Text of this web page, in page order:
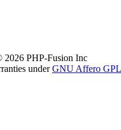
PHP-Fusion Inc
underGNU Affero GPL